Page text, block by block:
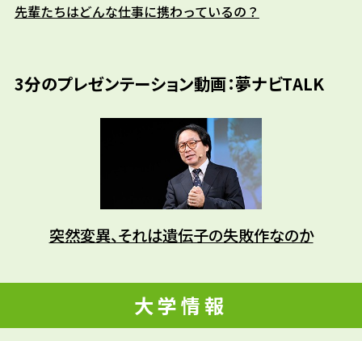
先輩たちはどんな仕事に携わっているの？
3分のプレゼンテーション動画：夢ナビTALK
突然変異、それは遺伝子の失敗作なのか
大学情報